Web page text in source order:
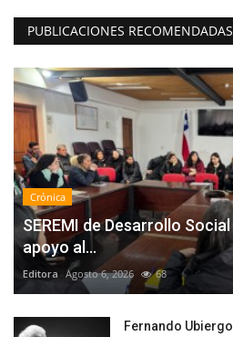
PUBLICACIONES RECOMENDADAS
Crónica
SEREMI de Desarrollo
apoyo al...
Editora Agosto 6, 2026 68
Fernando